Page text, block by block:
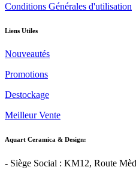
Conditions Générales d'utilisation
Liens Utiles
Nouveautés
Promotions
Destockage
Meilleur Vente
Aquart Ceramica & Design:
- Siège Social : KM12, Route